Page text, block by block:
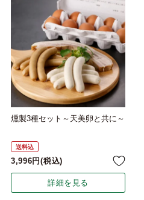
燻製3種セット～天美卵と共に～
送料込
3,996 税込
詳細を見る